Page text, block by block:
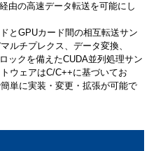
由の高速データ転送を可能にし
とGPUカード間の相互転送サン
ルチプレクス、データ変換、
ックを備えたCUDA並列処理サン
ウェアはC/C++に基づいてお
単に実装・変更・拡張が可能で